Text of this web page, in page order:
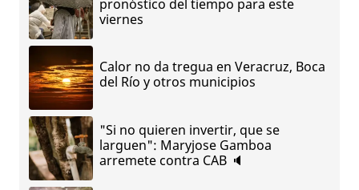
pronóstico del tiempo para este
viernes
Calor no da tregua en Veracruz, Boca
del Río y otros municipios
"Si no quieren invertir, que se
larguen": Maryjose Gamboa
arremete contra CAB 🔈